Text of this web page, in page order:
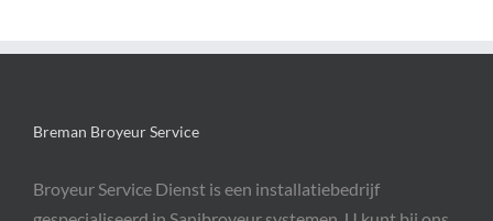
Breman Broyeur Service
Broyeur Service Dienst is een installatiebedrijf